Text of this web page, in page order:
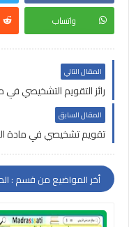
واتساب
المقال التالي
رائز التقويم التشخيصي في
المقال السابق
تقويم تشخيصي في مادة
أخر المواضيع من قسم :